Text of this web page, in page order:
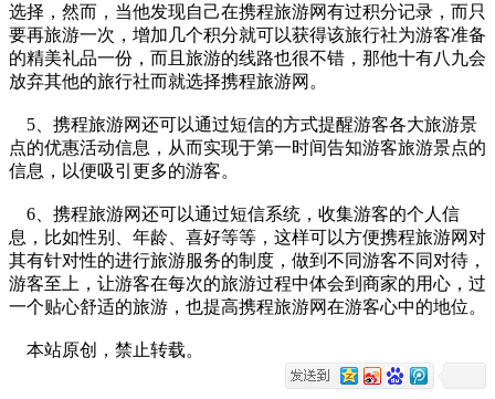
选择，然而，当他发现自己在携程旅游网有过积分记录，而只
要再旅游一次，增加几个积分就可以获得该旅行社为游客准备
的精美礼品一份，而且旅游的线路也很不错，那他十有八九会
放弃其他的旅行社而就选择携程旅游网。
5、携程旅游网还可以通过短信的方式提醒游客各大旅游景
点的优惠活动信息，从而实现于第一时间告知游客旅游景点的
信息，以便吸引更多的游客。
6、携程旅游网还可以通过短信系统，收集游客的个人信
息，比如性别、年龄、喜好等等，这样可以方便携程旅游网对
其有针对性的进行旅游服务的制度，做到不同游客不同对待，
游客至上，让游客在每次的旅游过程中体会到商家的用心，过
一个贴心舒适的旅游，也提高携程旅游网在游客心中的地位。
本站原创，禁止转载。